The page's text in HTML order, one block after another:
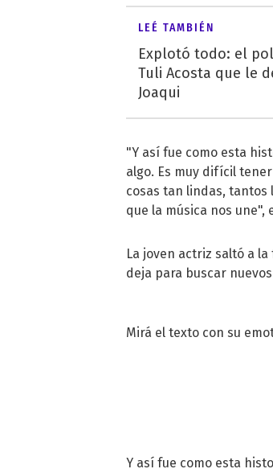
LEÉ TAMBIÉN
Explotó todo: el
Tuli Acosta que le
Joaqui
"Y así fue como esta
algo. Es muy difícil
cosas tan lindas,
que la música nos
La joven actriz saltó a
deja para buscar
Mirá el texto con su
Y así fue como esta